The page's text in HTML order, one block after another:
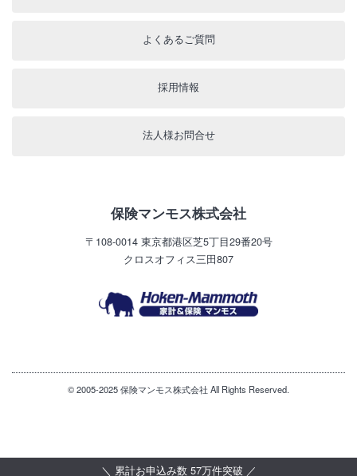
＼ 累計お申込み数 57万件突破 ／
よくあるご質問
採用情報
法人様お問合せ
保険マンモス株式会社
〒108-0014東京都港区芝5丁目29番20号
クロスオフィス三田807
© 2005-2025 保険マンモス株式会社 All Rights Reserved.